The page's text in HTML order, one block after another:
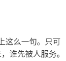
这么一句。只可
谁先被人服务。